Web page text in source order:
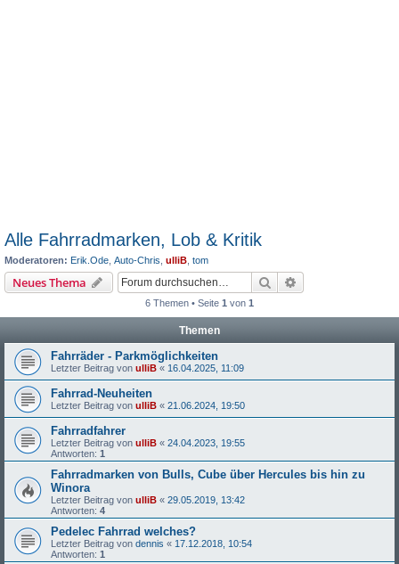
Alle Fahrradmarken, Lob & Kritik
Moderatoren: Erik.Ode Auto-Chris ulliB tom
Neues Thema Suche
6 Themen • Seite 1 von 1
Themen
Fahrräder - Parkmöglichkeiten
Letzter Beitrag von ulliB « 16.04.2025, 11:09
Fahrrad-Neuheiten
Letzter Beitrag von ulliB « 21.06.2024, 19:50
Fahrradfahrer
Letzter Beitrag von ulliB « 24.04.2023, 19:55
Antworten: 1
Fahrradmarken von Bulls, Cube über Hercules bis hin zu
Winora
Letzter Beitrag von ulliB « 29.05.2019, 13:42
Antworten: 4
Pedelec Fahrrad welches?
Letzter Beitrag von dennis « 17.12.2018, 10:54
Antworten: 1